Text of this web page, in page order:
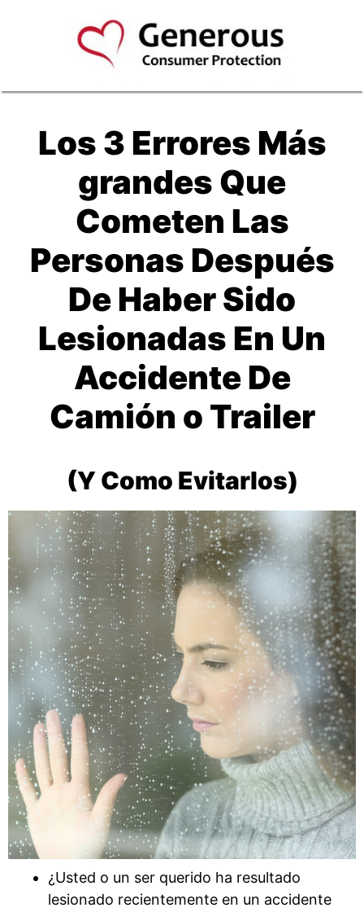
Los 3 Errores Más
grandes Que
Cometen Las
Personas Después
De Haber Sido
Lesionadas En Un
Accidente De
Camión o Trailer
(Y Como Evitarlos)
¿Usted o un ser querido ha resultado
lesionado recientemente en un accidente